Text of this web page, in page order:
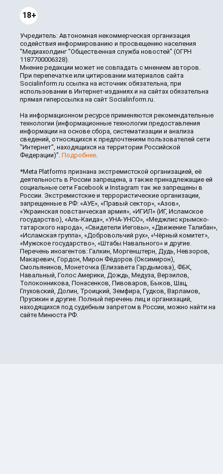
18+
Учредитель: Автономная некоммерческая организация
содействия информированию и просвещению населения
"Медиахолдинг "Общественная служба новостей" (ОГРН
1187700006328).
Мнение редакции может не совпадать с мнением авторов.
При перепечатке или цитировании материалов сайта
Socialinform.ru ссылка на источник обязательна, при
использовании в Интернет-изданиях и на сайтах обязательна
прямая гиперссылка на сайт Socialinform.ru.
На информационном ресурсе применяются рекомендательные
технологии (информационные технологии предоставления
информации на основе сбора, систематизации и анализа
сведений, относящихся к предпочтениям пользователей сети
"Интернет", находящихся на территории Российской
Федерации)". Подробнее.
*Meta Platforms признана экстремистской организацией, её
деятельность в России запрещена, а также принадлежащие ей
социальные сети Facebook и Instagram так же запрещены в
России. Экстремистские и террористические организации,
запрещенные в РФ: «АУЕ», «Правый сектор», «Азов»,
«Украинская повстанческая армия», «ИГИЛ» (ИГ, Исламское
государство), «Аль-Каида», «УНА-УНСО», «Меджлис крымско-
татарского народа», «Свидетели Иеговы», «Движение Талибан»,
«Исламская группа», «Добровольчий рух», «Чёрный комитет»,
«Мужское государство», «Штабы Навального» и другие.
Перечень иноагентов: Галкин, Моргенштерн, Дудь, Невзоров,
Макаревич, Гордон, Мирон Фёдоров (Оксимирон),
Смольянинов, Монеточка (Елизавета Гардымова), ФБК,
Навальный, Голос Америки, Дождь, Медуза, Верзилов,
Толоконникова, Понасенков, Пивоваров, Быков, Шац,
Глуховский, Долин, Троицкий, Земфира, Гудков, Варламов,
Прусикин и другие. Полный перечень лиц и организаций,
находящихся под судебным запретом в России, можно найти на
сайте Минюста РФ.